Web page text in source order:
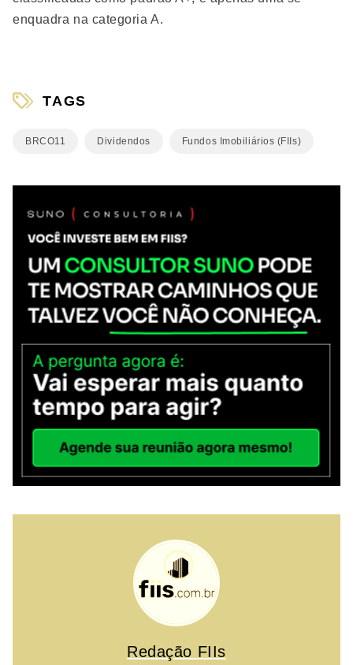
enquadra na categoria A.
TAGS
BRCO11 Dividendos Fundos Imobiliários (FIIs)
Redação FIIs